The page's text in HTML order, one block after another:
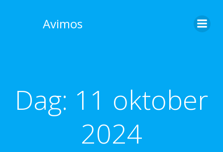
Avimos
Dag: 11 oktober
2024